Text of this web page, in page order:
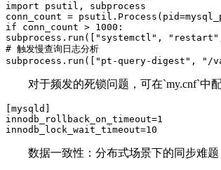
import psutil, subprocess
conn_count =
if conn_count > 1000:
subprocess.run(["systemctl",
# 触发慢查询日志分析
对于频发的死锁问题，可在`my.cnf`中
[mysqld]
innodb_rollback_on_timeout=1
innodb_lock_wait_timeout=10
数据一致性：分布式场景下的同步难题